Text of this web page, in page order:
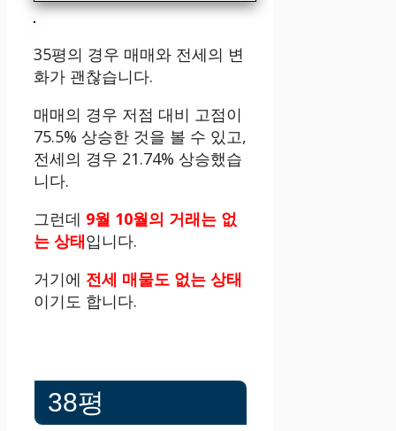
35평의 경우 매매와 전세의 변
화가 괜찮습니다.
매매의 경우 저점 대비 고점이
75.5% 상승한 것을 볼 수 있고,
전세의 경우 21.74% 상승했습
니다.
그런데 9월 10월의 거래는 없
는 상태입니다.
거기에 전세 매물도 없는 상태
이기도 합니다.
38평